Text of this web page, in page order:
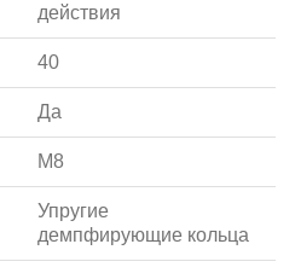
действия
40
Да
M8
Упругие
демпфирующие кольца